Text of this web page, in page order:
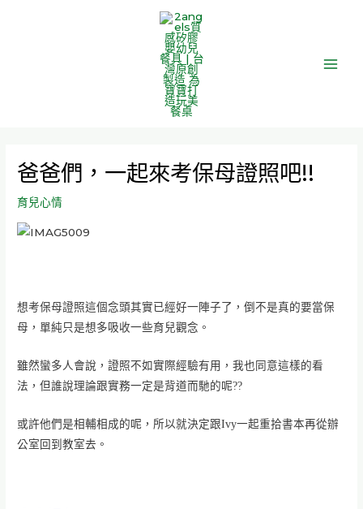
爸爸們，一起來考保母證照吧!!
育兒心情
想考保母證照這個念頭其實已經好一陣子了，倒不是真的要當保
母，單純只是想多吸收一些育兒觀念。
雖然蠻多人會說，證照不如實際經驗有用，我也同意這樣的看
法，但誰說理論跟實務一定是背道而馳的呢??
或許他們是相輔相成的呢，所以就決定跟Ivy一起重拾書本再從辦
公室回到教室去。